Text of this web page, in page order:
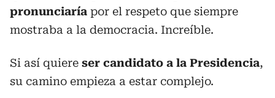
pronunciaría por el respeto que siempre
mostraba a la democracia. Increíble.
Si así quiere ser candidato a la Presidencia,
su camino empieza a estar complejo.